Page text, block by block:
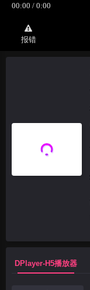
报错
DPlayer-H5播放器